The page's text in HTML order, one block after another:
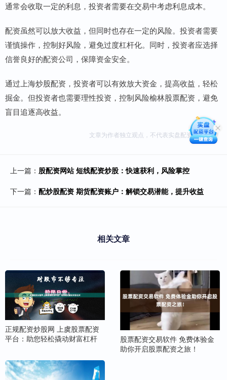
通常会收取一定的利息，投资者需要在交易中考虑利息成本。
配资虽然可以放大收益，但同时也存在一定的风险。投资者需要
谨慎操作，控制好风险，避免过度杠杆化。同时，投资者应选择
信誉良好的配资公司，保障资金安全。
通过上海炒股配资，投资者可以有效放大资金，提高收益，轻松
掘金。但投资者也需要理性投资，控制风险榆林股票配资，避免
盲目追逐高收益。
文章为作者独立观点，不代表实盘配资公司观点
上一篇： 股配资网站 短线配资炒股：快速获利，风险掌控
下一篇： 配炒股配资 期货配资账户：解锁交易潜能，提升收益
相关文章
正规配资炒股网 上虞股票配资
平台：助您轻松撬动财富杠杆
股票配资交易软件 免费体验金
助你开启股票配资之旅！